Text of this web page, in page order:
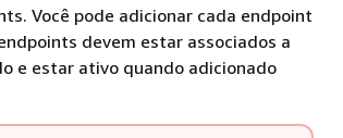
Você pode adicionar cada endpoint
devem estar associados a
e estar ativo quando adicionado